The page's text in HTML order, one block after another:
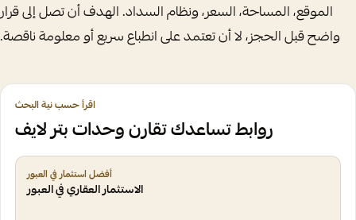
الموقع، المساحة، السعر، ونظام السداد. الهدف أن تصل إلى قرار
واضح قبل الحجز، لا أن تعتمد على انطباع سريع أو معلومة ناقصة.
اقرأ حسب نية البحث
روابط تساعدك تقارن وحدات بتر لايف
أفضل استثمار في العبور
الاستثمار العقاري في العبور